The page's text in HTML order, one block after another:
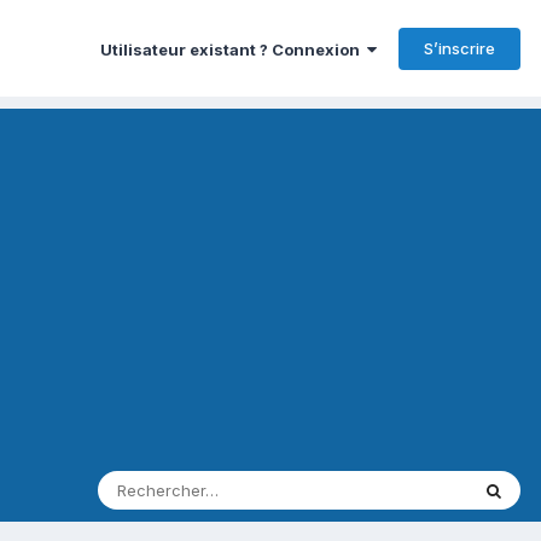
Utilisateur existant ? Connexion S’inscrire